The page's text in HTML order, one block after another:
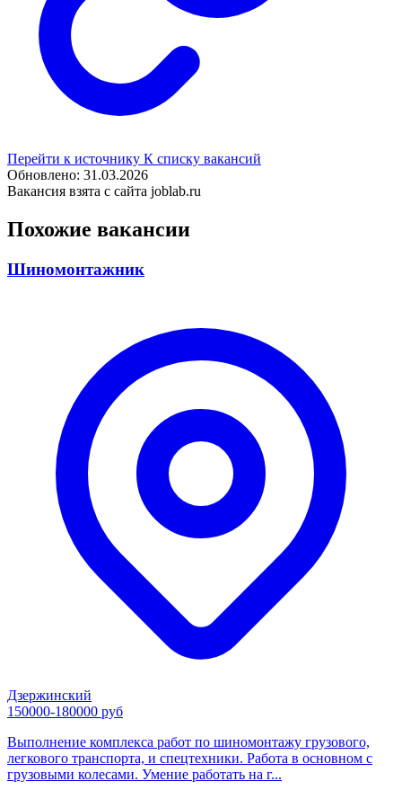
Перейти к источнику К списку вакансий
Обновлено: 31.03.2026
Вакансия взята с сайта joblab.ru
Похожие вакансии
Шиномонтажник
Дзержинский
150000-180000 руб
Выполнение комплекса работ по шиномонтажу грузового,
легкового транспорта, и спецтехники. Работа в основном с
грузовыми колесами. Умение работать на г...